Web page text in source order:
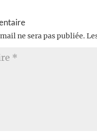
ne sera pas publiée.